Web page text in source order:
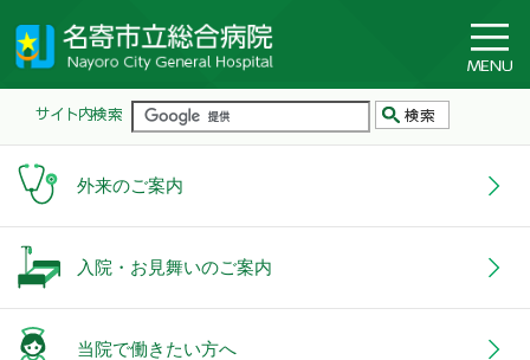
外来のご案内
入院・お見舞いのご案内
当院で働きたい方へ